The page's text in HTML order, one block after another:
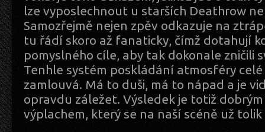
lze vyposlechnout u starších Deathrow
Samozřejmě nejen zpěv odkazuje na
tu řádí skoro až fanaticky, čímž dotahují
pomyslného cíle, aby tak dokonale zničili
Tenhle systém poskládání atmosféry celé
zamlouvá. Má to duši, má to nápad a je
opravdu záležet. Výsledek je totiž
výplachem, který se na naší scéně už